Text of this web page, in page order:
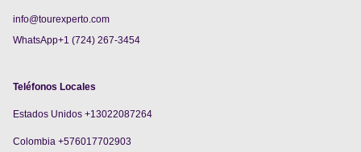
info@tourexperto.com
WhatsApp+1 (724) 267-3454
Teléfonos Locales
Estados Unidos +13022087264
Colombia +576017702903